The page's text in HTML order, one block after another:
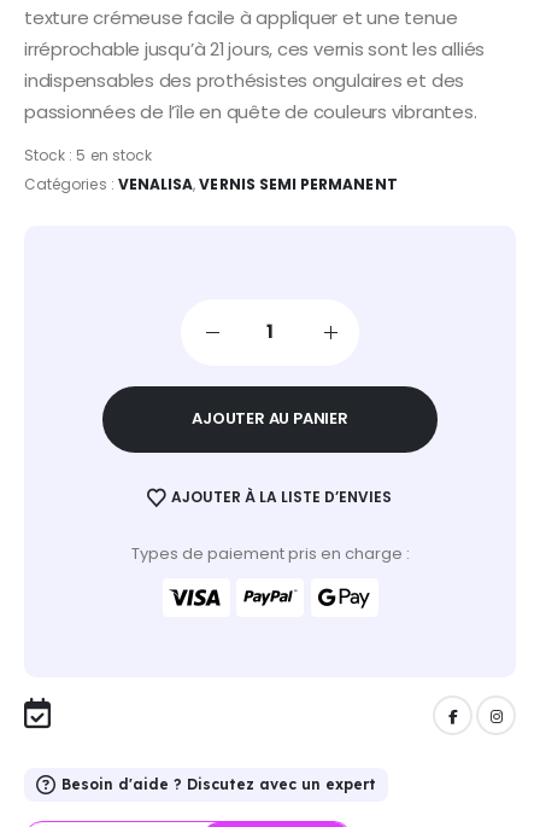
texture crémeuse facile à appliquer et une tenue
irréprochable jusqu’à 21 jours, ces vernis sont les alliés
indispensables des prothésistes ongulaires et des
passionnées de l’île en quête de couleurs vibrantes.
Stock : 5 en stock
Catégories : VENALISA,VERNIS SEMI PERMANENT
AJOUTER AU PANIER
AJOUTER À LA LISTE D’ENVIES
Types de paiement pris en charge :
Besoin d'aide ? Discutez avec un expert